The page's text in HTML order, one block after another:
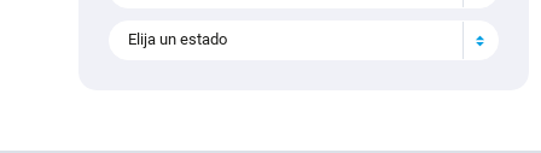
Elija un estado